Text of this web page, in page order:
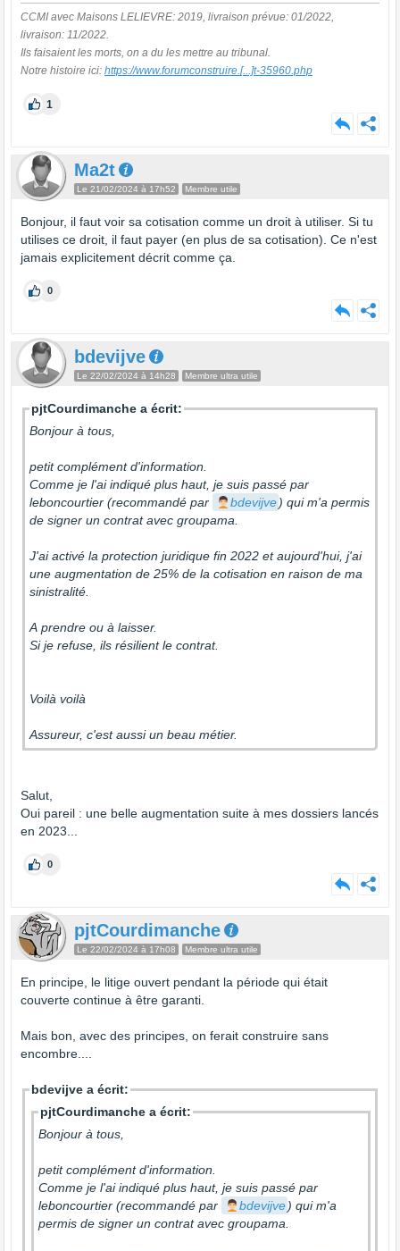
CCMI avec Maisons LELIEVRE: 2019, livraison prévue: 01/2022,
livraison: 11/2022.
Ils faisaient les morts, on a du les mettre au tribunal.
Notre histoire ici: https://www.forumconstruire.[...]t-35960.php
1
Ma2t
Le 21/02/2024 à 17h52 Membre utile
Bonjour, il faut voir sa cotisation comme un droit à utiliser. Si tu
utilises ce droit, il faut payer (en plus de sa cotisation). Ce n'est
jamais explicitement décrit comme ça.
0
bdevijve
Le 22/02/2024 à 14h28 Membre ultra utile
pjtCourdimanche a écrit:
Bonjour à tous,
petit complément d'information.
Comme je l'ai indiqué plus haut, je suis passé par
leboncourtier (recommandé par
bdevijve) qui m'a permis
de signer un contrat avec groupama.
J'ai activé la protection juridique fin 2022 et aujourd'hui, j'ai
une augmentation de 25% de la cotisation en raison de ma
sinistralité.
A prendre ou à laisser.
Si je refuse, ils résilient le contrat.
Voilà voilà
Assureur, c'est aussi un beau métier.
Salut,
Oui pareil : une belle augmentation suite à mes dossiers lancés
en 2023...
0
pjtCourdimanche
Le 22/02/2024 à 17h08 Membre ultra utile
En principe, le litige ouvert pendant la période qui était
couverte continue à être garanti.
Mais bon, avec des principes, on ferait construire sans
encombre....
bdevijve a écrit:
pjtCourdimanche a écrit:
Bonjour à tous,
petit complément d'information.
Comme je l'ai indiqué plus haut, je suis passé par
leboncourtier (recommandé par
bdevijve) qui m'a
permis de signer un contrat avec groupama.